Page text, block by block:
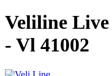
Veliline
- Vl 41002